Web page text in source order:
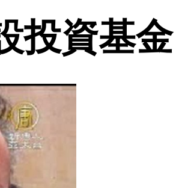
投資基金